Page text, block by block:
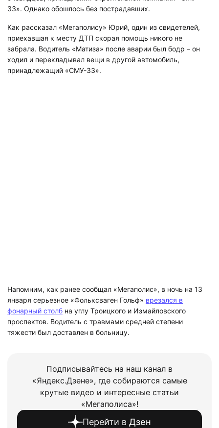
33». Однако обошлось без пострадавших.
Как рассказал «Мегаполису» Юрий, один из свидетелей,
приехавшая к месту ДТП скорая помощь никого не
забрала. Водитель «Матиза» после аварии был бодр – он
ходил и перекладывал вещи в другой автомобиль,
принадлежащий «СМУ-33».
Напомним, как ранее сообщал «Мегаполис», в ночь на 13
января серьезное «Фольксваген Гольф» врезался в
фонарный столб на углу Троицкого и Измайловского
проспектов. Водитель с травмами средней степени
тяжести был доставлен в больницу.
Подписывайтесь на наш канал в
«Яндекс.Дзене», где собираются самые
крутые видео и интересные статьи
«Мегаполиса»!
Перейти в Дзен